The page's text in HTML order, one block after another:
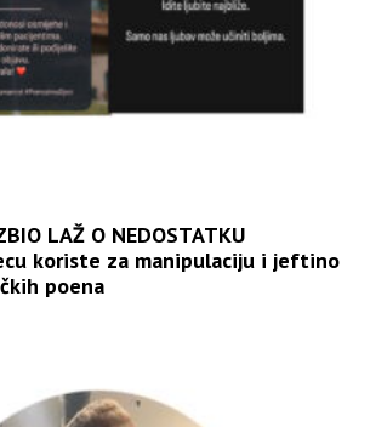
LAŽ O NEDOSTATKU
koriste za manipulaciju i jeftino
poena